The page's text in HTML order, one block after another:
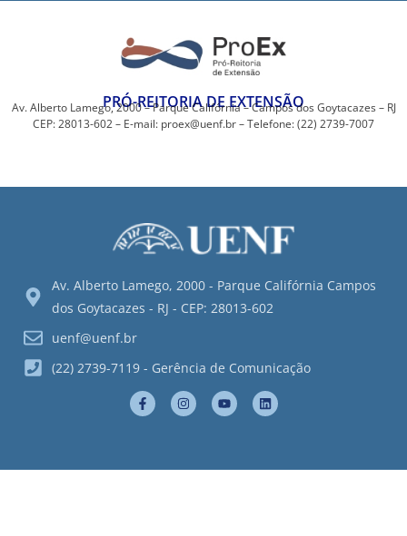
PRÓ-REITORIA DE EXTENSÃO
Av. Alberto Lamego, 2000 – Parque Califórnia – Campos dos Goytacazes – RJ
CEP: 28013-602 – E-mail: proex@uenf.br – Telefone: (22) 2739-7007
Av. Alberto Lamego, 2000 - Parque Califórnia Campos
dos Goytacazes - RJ - CEP: 28013-602
uenf@uenf.br
(22) 2739-7119 - Gerência de Comunicação